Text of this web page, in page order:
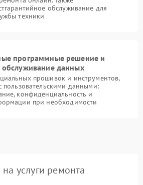
обслуживание для
техники
программные решение и
обслуживание данных
прошивок и инструментов,
пользовательскими данными:
конфиденциальность и
при необходимости
услуги ремонта